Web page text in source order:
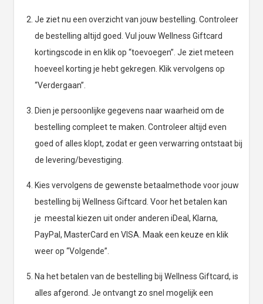
Je ziet nu een overzicht van jouw bestelling. Controleer
de bestelling altijd goed. Vul jouw Wellness Giftcard
kortingscode in en klik op “toevoegen”. Je ziet meteen
hoeveel korting je hebt gekregen. Klik vervolgens op
“Verdergaan”.
Dien je persoonlijke gegevens naar waarheid om de
bestelling compleet te maken. Controleer altijd even
goed of alles klopt, zodat er geen verwarring ontstaat bij
de levering/bevestiging.
Kies vervolgens de gewenste betaalmethode voor jouw
bestelling bij Wellness Giftcard. Voor het betalen kan
je meestal kiezen uit onder anderen iDeal, Klarna,
PayPal, MasterCard en VISA. Maak een keuze en klik
weer op “Volgende”.
Na het betalen van de bestelling bij Wellness Giftcard, is
alles afgerond. Je ontvangt zo snel mogelijk een